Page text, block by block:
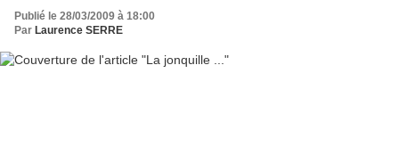
Publié le 28/03/2009 à 18:00
Par Laurence SERRE